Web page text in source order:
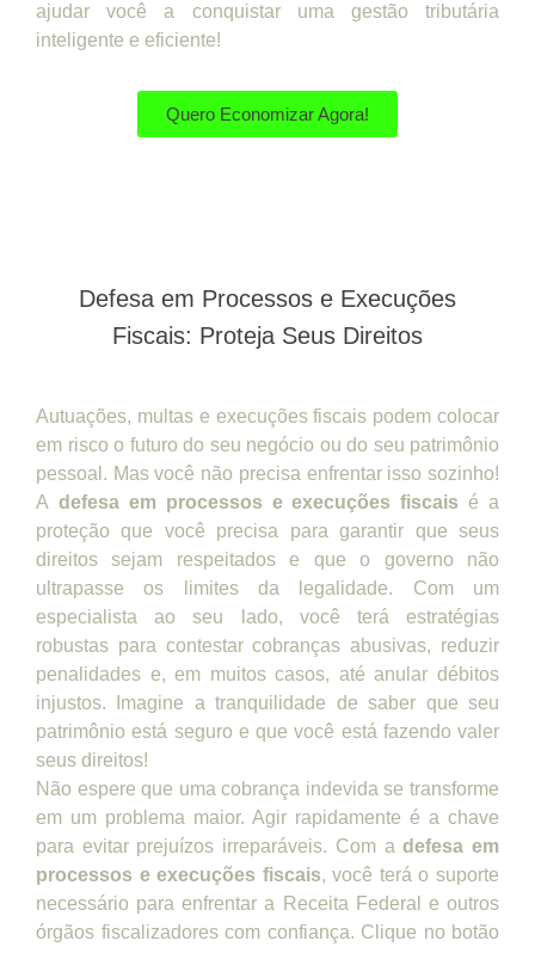
ajudar você a conquistar uma gestão tributária
inteligente e eficiente!
Quero Economizar Agora!
Defesa em Processos e Execuções
Fiscais: Proteja Seus Direitos
Autuações, multas e execuções fiscais podem colocar
em risco o futuro do seu negócio ou do seu patrimônio
pessoal. Mas você não precisa enfrentar isso sozinho!
A defesa em processos e execuções fiscais é a
proteção que você precisa para garantir que seus
direitos sejam respeitados e que o governo não
ultrapasse os limites da legalidade. Com um
especialista ao seu lado, você terá estratégias
robustas para contestar cobranças abusivas, reduzir
penalidades e, em muitos casos, até anular débitos
injustos. Imagine a tranquilidade de saber que seu
patrimônio está seguro e que você está fazendo valer
seus direitos!
Não espere que uma cobrança indevida se transforme
em um problema maior. Agir rapidamente é a chave
para evitar prejuízos irreparáveis. Com adefesa em
processos e execuções fiscais, você terá o suporte
necessário para enfrentar a Receita Federal e outros
órgãos fiscalizadores com confiança. Clique no botão